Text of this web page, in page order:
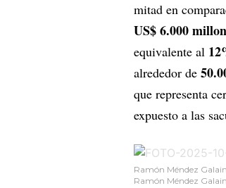
mitad en
US$ 6.000
equivalente al
alrededor de
que representa
expuesto a las
Ramón Méndez
Ramón Méndez